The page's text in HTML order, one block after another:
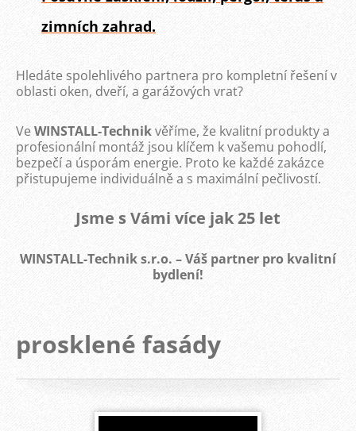
zimních zahrad.
Hledáte spolehlivého partnera pro kompletní řešení v
oblasti oken, dveří, a garážových vrat?
VeWINSTALL-Technikvěříme, že kvalitní produkty a
profesionální montáž jsou klíčem k vašemu pohodlí,
bezpečí a úsporám energie. Proto ke každé zakázce
přistupujeme individuálně a s maximální pečlivostí.
Jsme s Vámi více jak 25 let
WINSTALL-Technik s.r.o. – Váš partner pro kvalitní
bydlení!
prosklené fasády